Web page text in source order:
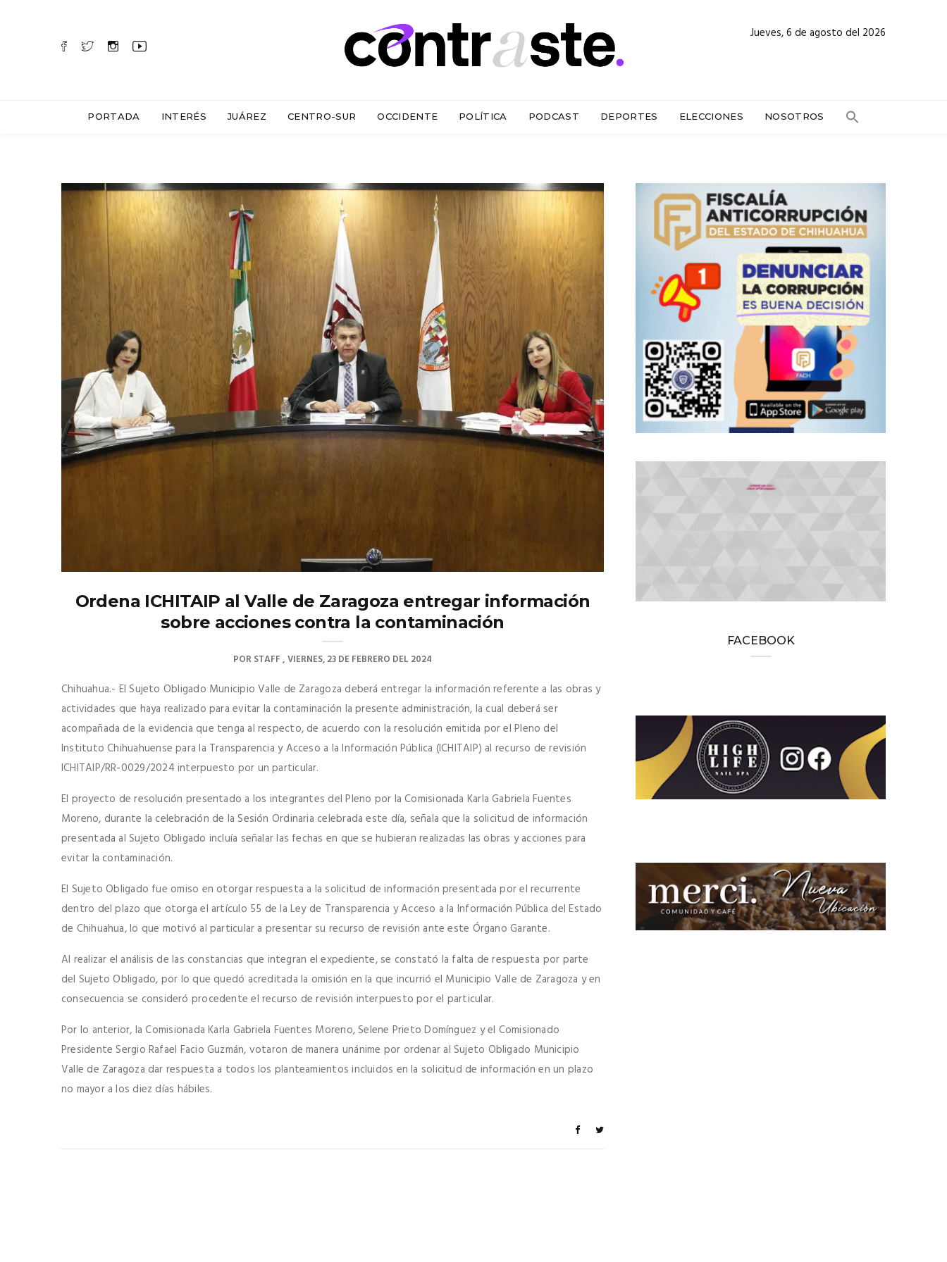
Jueves, 6 de agosto del 2026
PORTADA INTERÉS JUÁREZ CENTRO-SUR OCCIDENTE POLÍTICA PODCAST DEPORTES ELECCIONES NOSOTROS
Ordena ICHITAIP al Valle de Zaragoza entregar información
sobre acciones contra la contaminación
PORSTAFF VIERNES, 23 DE FEBRERO DEL 2024
Chihuahua.- El Sujeto Obligado Municipio Valle de Zaragoza deberá entregar la información referente a las obras y
actividades que haya realizado para evitar la contaminación la presente administración, la cual deberá ser
acompañada de la evidencia que tenga al respecto, de acuerdo con la resolución emitida por el Pleno del
Instituto Chihuahuense para la Transparencia y Acceso a la Información Pública (ICHITAIP) al recurso de revisión
ICHITAIP/RR-0029/2024 interpuesto por un particular.
El proyecto de resolución presentado a los integrantes del Pleno por la Comisionada Karla Gabriela Fuentes
Moreno, durante la celebración de la Sesión Ordinaria celebrada este día, señala que la solicitud de información
presentada al Sujeto Obligado incluía señalar las fechas en que se hubieran realizadas las obras y acciones para
evitar la contaminación.
El Sujeto Obligado fue omiso en otorgar respuesta a la solicitud de información presentada por el recurrente
dentro del plazo que otorga el artículo 55 de la Ley de Transparencia y Acceso a la Información Pública del Estado
de Chihuahua, lo que motivó al particular a presentar su recurso de revisión ante este Órgano Garante.
Al realizar el análisis de las constancias que integran el expediente, se constató la falta de respuesta por parte
del Sujeto Obligado, por lo que quedó acreditada la omisión en la que incurrió el Municipio Valle de Zaragoza y en
consecuencia se consideró procedente el recurso de revisión interpuesto por el particular.
Por lo anterior, la Comisionada Karla Gabriela Fuentes Moreno, Selene Prieto Domínguez y el Comisionado
Presidente Sergio Rafael Facio Guzmán, votaron de manera unánime por ordenar al Sujeto Obligado Municipio
Valle de Zaragoza dar respuesta a todos los planteamientos incluidos en la solicitud de información en un plazo
no mayor a los diez días hábiles.
FACEBOOK